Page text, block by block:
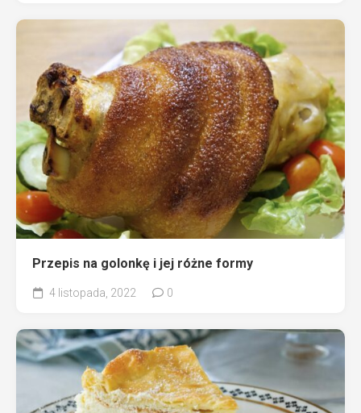
Przepis na golonkę i jej różne formy
4 listopada, 2022 0